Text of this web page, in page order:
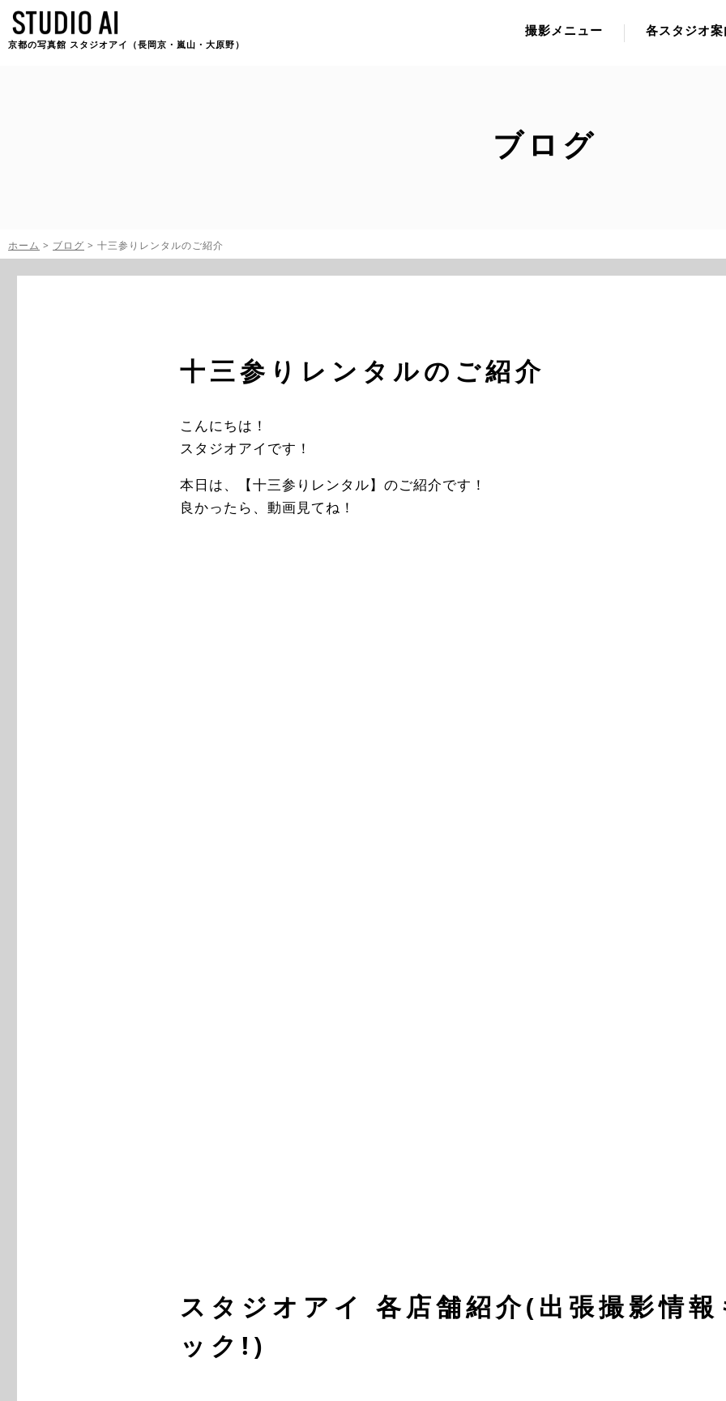
京都の写真館 スタジオアイ（長岡京・嵐山・大原野）
撮影メニュー 各スタジオ案
ブログ
ホーム > ブログ > 十三参りレンタルのご紹介
十三参りレンタルのご紹介
こんにちは！
スタジオアイです！
本日は、【十三参りレンタル】のご紹介です！
良かったら、動画見てね！
スタジオアイ 各店舗紹介(出張撮影情報
ック!)